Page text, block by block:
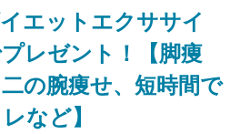
エットエクササイ
レゼント！【脚痩
の腕痩せ、短時間で
など】